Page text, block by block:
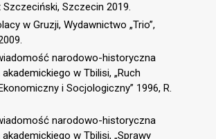
Szczecin 2019.
w Gruzji, Wydawnictwo „Trio”,
narodowo-historyczna
w Tbilisi, „Ruch
i Socjologiczny” 1996, R.
narodowo-historyczna
w Tbilisi, „Sprawy